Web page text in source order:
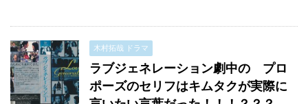
木村拓哉 ドラマ
ラブジェネレーション劇中の プロ
ポーズのセリフはキムタクが実際に